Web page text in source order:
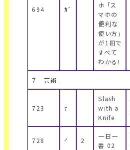
694 ｶﾞ
ホ 「ス
マホの
便利な
使い方」
が1冊で
すべて
わかる!
７ 芸術
723 ﾅ
Slash
with a
Knife
728 ｲ 2
一日一
書 02